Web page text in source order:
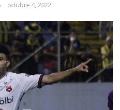
octubre 4, 2022